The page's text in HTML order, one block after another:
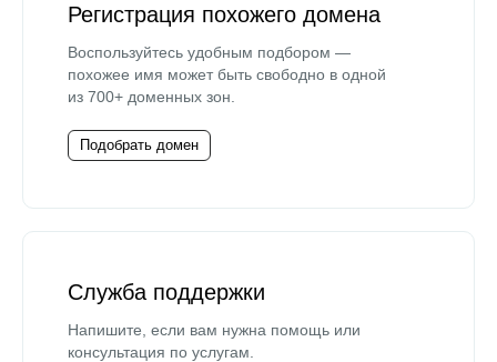
Регистрация похожего домена
Воспользуйтесь удобным подбором —
похожее имя может быть свободно в одной
из 700+ доменных зон.
Подобрать домен
Служба поддержки
Напишите, если вам нужна помощь или
консультация по услугам.